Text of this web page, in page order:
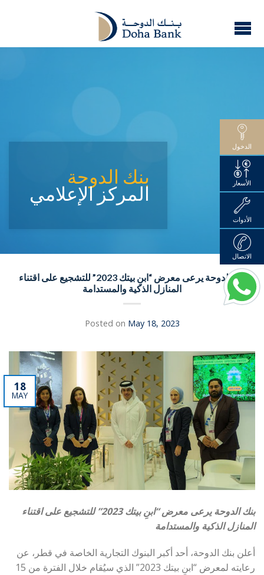
بنك الدوحة
المركز الإعلامي
بنك الدوحة يرعى معرض “ابنِ بيتك 2023” للتشجيع على اقتناء
المنازل الذكية والمستدامة
Posted on May 18, 2023
18
MAY
بنك الدوحة يرعى معرض “ابنِ بيتك 2023” للتشجيع على اقتناء
المنازل الذكية والمستدامة
أعلن بنك الدوحة، أحد أكبر البنوك التجارية الخاصة في قطر، عن
رعايته لمعرض “ابنِ بيتك 2023” الذي سيُقام خلال الفترة من 15
الدخول
الأسعار
الأدوات
الاتصال